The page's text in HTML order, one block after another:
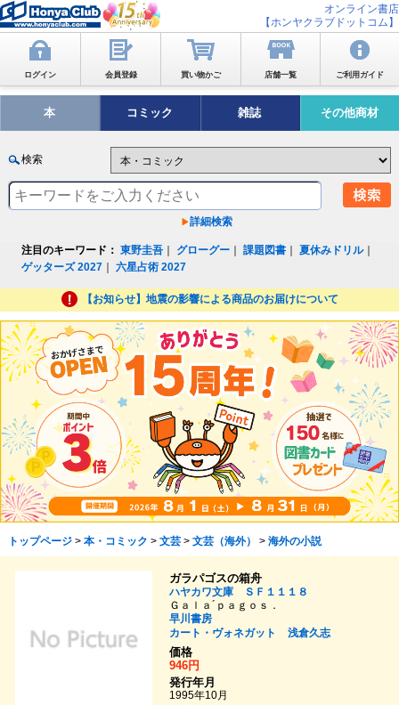
オンライン書店
【ホンヤクラブドットコム】
ログイン 会員登録 買い物かご 店舗一覧 ご利用ガイド
本 コミック 雑誌 その他商材
検索
詳細検索
注目のキーワード： 東野圭吾 グローグー ｜課題図書 ｜夏休みドリル｜
ゲッターズ 2027 ｜六星占術 2027
【お知らせ】地震の影響による商品のお届けについて
トップページ> 本・コミック > 文芸> 文芸（海外） > 海外の小説
ガラパゴスの箱舟
ハヤカワ文庫 ＳＦ１１１８
Ｇａｌａ´ｐａｇｏｓ．
早川書房
カート・ヴォネガット
浅倉久志
価格
946円
発行年月
1995年10月